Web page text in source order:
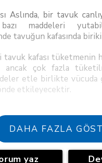
Aslında, bir tavuk
maddeleri
tavuğun kafasında
tavuk kafası tüketmenin
ancak çok fazla
etle birlikte vücuda
etkileyecektir.
DAHA FAZLA
yaz